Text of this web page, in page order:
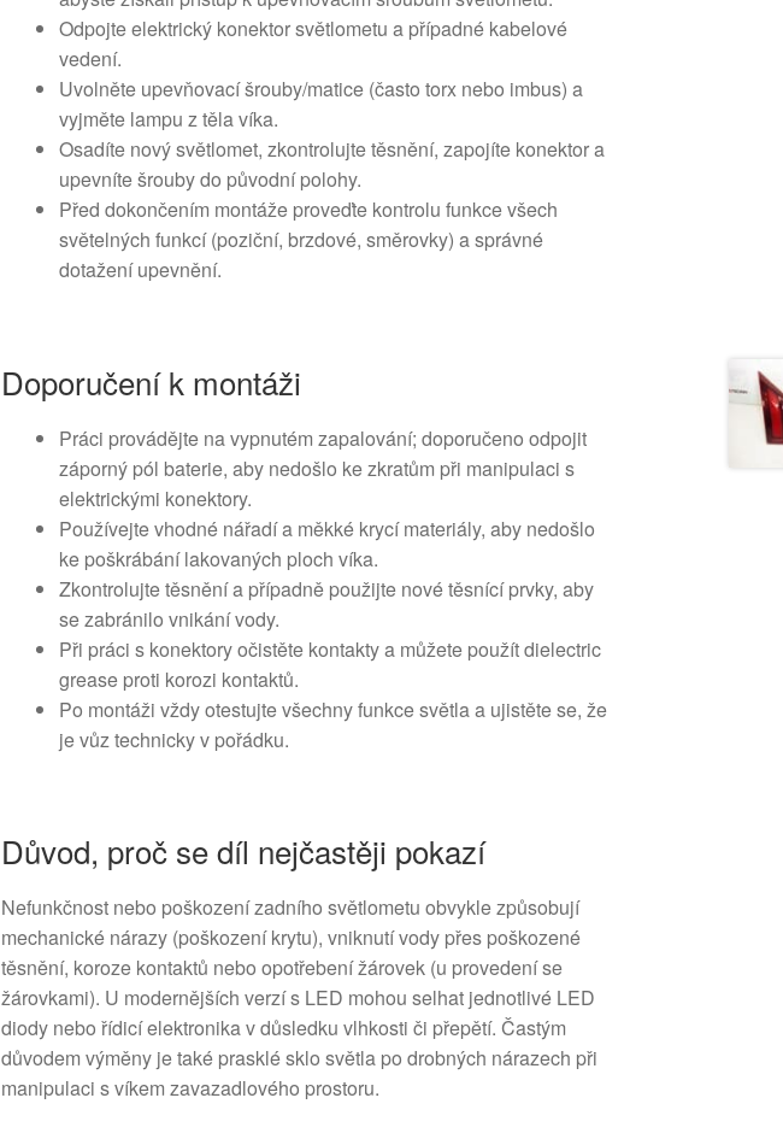
Odpojte elektrický konektor světlometu a případné kabelové
vedení.
Uvolněte upevňovací šrouby/matice (často torx nebo imbus) a
vyjměte lampu z těla víka.
Osadíte nový světlomet, zkontrolujte těsnění, zapojíte konektor a
upevníte šrouby do původní polohy.
Před dokončením montáže proveďte kontrolu funkce všech
světelných funkcí (poziční, brzdové, směrovky) a správné
dotažení upevnění.
Doporučení k montáži
Práci provádějte na vypnutém zapalování; doporučeno odpojit
záporný pól baterie, aby nedošlo ke zkratům při manipulaci s
elektrickými konektory.
Používejte vhodné nářadí a měkké krycí materiály, aby nedošlo
ke poškrábání lakovaných ploch víka.
Zkontrolujte těsnění a případně použijte nové těsnící prvky, aby
se zabránilo vnikání vody.
Při práci s konektory očistěte kontakty a můžete použít dielectric
grease proti korozi kontaktů.
Po montáži vždy otestujte všechny funkce světla a ujistěte se, že
je vůz technicky v pořádku.
Důvod, proč se díl nejčastěji pokazí
Nefunkčnost nebo poškození zadního světlometu obvykle způsobují
mechanické nárazy (poškození krytu), vniknutí vody přes poškozené
těsnění, koroze kontaktů nebo opotřebení žárovek (u provedení se
žárovkami). U modernějších verzí s LED mohou selhat jednotlivé LED
diody nebo řídicí elektronika v důsledku vlhkosti či přepětí. Častým
důvodem výměny je také prasklé sklo světla po drobných nárazech při
manipulaci s víkem zavazadlového prostoru.